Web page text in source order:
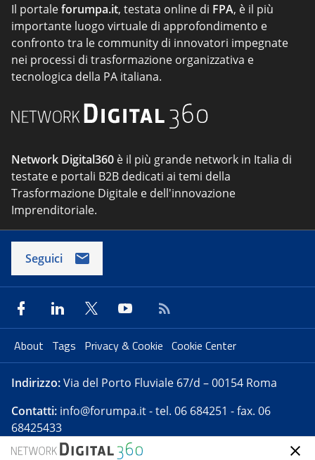
Il portaleforumpa.it, testata online di FPA, è il più
importante luogo virtuale di approfondimento e
confronto tra le community di innovatori impegnate
nei processi di trasformazione organizzativa e
tecnologica della PA italiana.
Network Digital360 è il più grande network in Italia di
testate e portali B2B dedicati ai temi della
Trasformazione Digitale e dell'innovazione
Imprenditoriale.
Seguici
About Tags Privacy & Cookie Cookie Center
Indirizzo:Via del Porto Fluviale 67/d – 00154 Roma
Contatti: info@forumpa.it- tel. 06 684251 - fax. 06
68425433